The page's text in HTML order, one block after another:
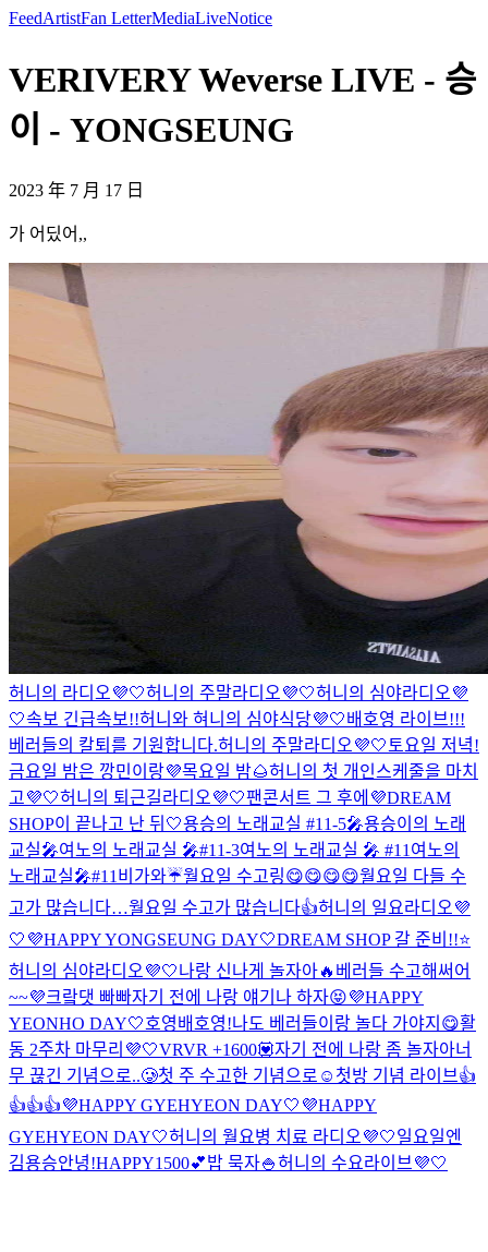
FeedArtistFan LetterMediaLiveNotice
VERIVERY Weverse LIVE - 승
이 - YONGSEUNG
2023 年 7 月 17 日
가 어딨어,,
허니의 라디오💜🤍허니의 주말라디오💜🤍허니의 심야라디오💜
🤍속보 긴급속보!!허니와 혀니의 심야식당💜🤍배호영 라이브!!!
베러들의 칼퇴를 기원합니다.허니의 주말라디오💜🤍 토요일 저녁!
금요일 밤은 깡민이랑💜목요일 밤🌰허니의 첫 개인스케줄을 마치
고💜🤍허니의 퇴근길라디오💜🤍팬콘서트 그 후에 💜DREAM
SHOP이 끝나고 난 뒤🤍용승의 노래교실 #11-5🎤용승이의 노래
교실🎤여노의 노래교실 🎤#11-3여노의 노래교실 🎤 #11 여노의
노래교실🎤#11 비가와☔️월요일 수고링😋😋😋😋월요일 다들 수
고가 많습니다…월요일 수고가 많습니다👍허니의 일요라디오💜
🤍 💜HAPPY YONGSEUNG DAY🤍DREAM SHOP 갈 준비!!⭐️
허니의 심야라디오💜🤍나랑 신나게 놀자아🔥 베러들 수고해써어
~~💜크랔댓 빠빠자기 전에 나랑 얘기나 하자😝💜HAPPY
YEONHO DAY🤍호영배 호영!나도 베러들이랑 놀다 가야지😋활
동 2주차 마무리💜🤍VRVR +1600💟자기 전에 나랑 좀 놀자아너
무 끊긴 기념으로..🥲첫 주 수고한 기념으로☺️ 첫방 기념 라이브👍
👍👍👍💜HAPPY GYEHYEON DAY🤍 💜HAPPY
GYEHYEON DAY🤍허니의 월요병 치료 라디오💜🤍일요일엔
김용승안녕!HAPPY1500💕밥 묵자🍚허니의 수요라이브💜🤍